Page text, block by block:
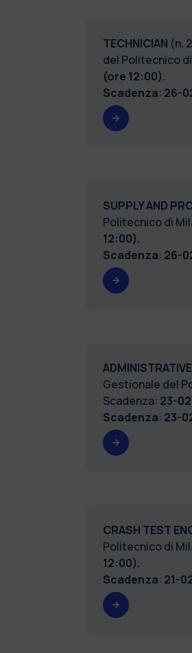
TECHNICIAN (n.
del Politecnico
(ore 12:00).
Scadenza: 26-
SUPPLY AND
Politecnico di
12:00).
Scadenza: 26-
Gestionale del
Scadenza: 23-
Scadenza: 23-
CRASH TEST
Politecnico di
12:00).
Scadenza: 21-